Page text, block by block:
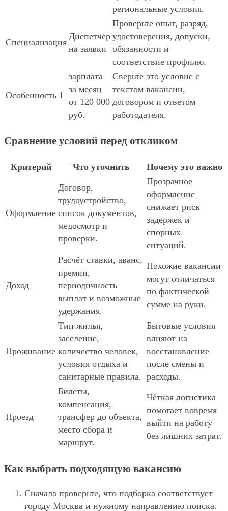
региональные условия.
Специализация
Диспетчер
на заявки
Проверьте опыт, разряд,
удостоверения, допуски,
обязанности и
соответствие профилю.
Особенность 1
зарплата
за месяц
от 120 000
руб.
Сверьте это условие с
текстом вакансии,
договором и ответом
работодателя.
Сравнение условий перед откликом
Критерий Что уточнить Почему это важно
Оформление
Договор,
трудоустройство,
список документов,
медосмотр и
проверки.
Прозрачное
оформление
снижает риск
задержек и
спорных
ситуаций.
Доход
Расчёт ставки, аванс,
премии,
периодичность
выплат и возможные
удержания.
Похожие вакансии
могут отличаться
по фактической
сумме на руки.
Проживание
Тип жилья,
заселение,
количество человек,
условия отдыха и
санитарные правила.
Бытовые условия
влияют на
восстановление
после смены и
расходы.
Проезд
Билеты,
компенсация,
трансфер до объекта,
место сбора и
маршрут.
Чёткая логистика
помогает вовремя
выйти на работу
без лишних затрат.
Как выбрать подходящую вакансию
Сначала проверьте, что подборка соответствует
городу Москва и нужному направлению поиска.